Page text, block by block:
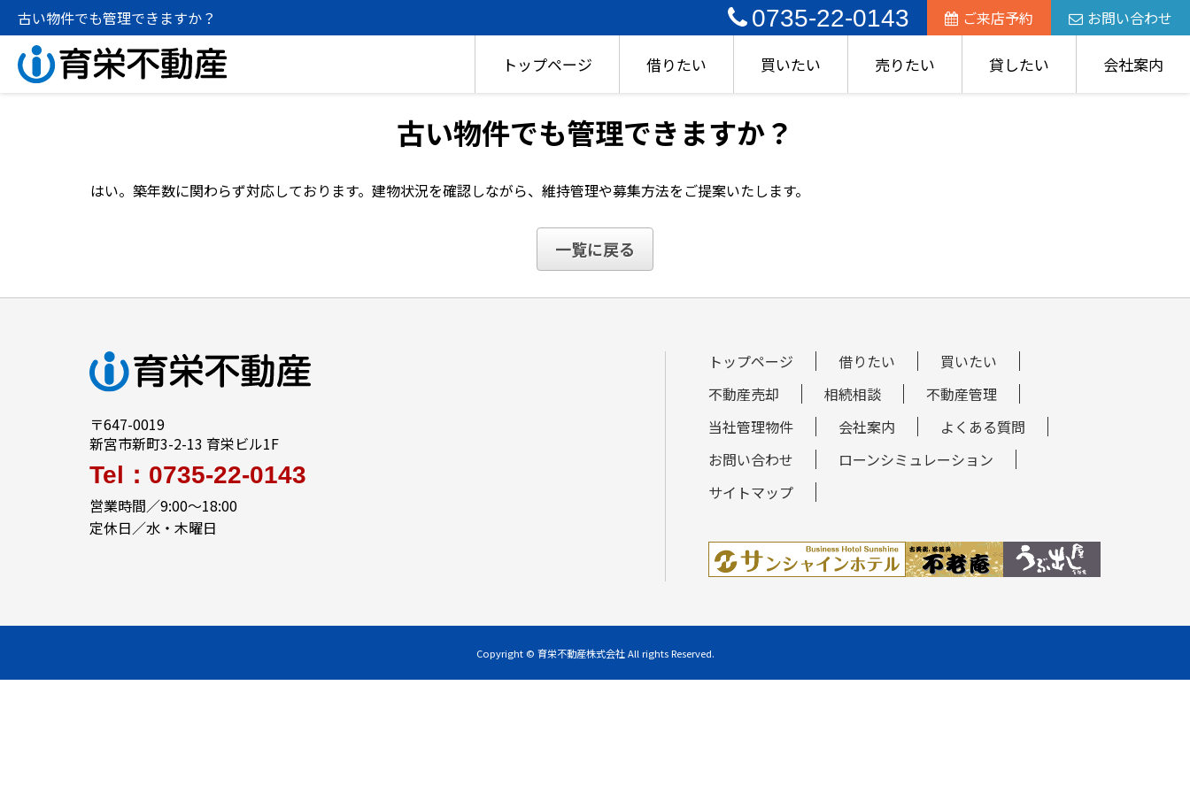
古い物件でも管理できますか？ 0735-22-0143 ご来店予約 お問い合わせ
トップページ 借りたい 買いたい 売りたい 貸したい 会社案内
売りたい
不動産売却
0735-22-0143
古い物件でも管理できますか？
はい。築年数に関わらず対応しております。建物状況を確認しながら、維持管理や募集方法をご提案いたします。
一覧に戻る
〒647-0019
新宮市新町3-2-13 育栄ビル1F
Tel：0735-22-0143
営業時間／9:00～18:00
定休日／水・木曜日
トップページ 借りたい
買いたい
不動産売却
相続相談
不動産管理
当社管理物件
会社案内
よくある質問
お問い合わせ
ローンシミュレーション
サイトマップ
Copyright © 育栄不動産株式会社 All rights Reserved.